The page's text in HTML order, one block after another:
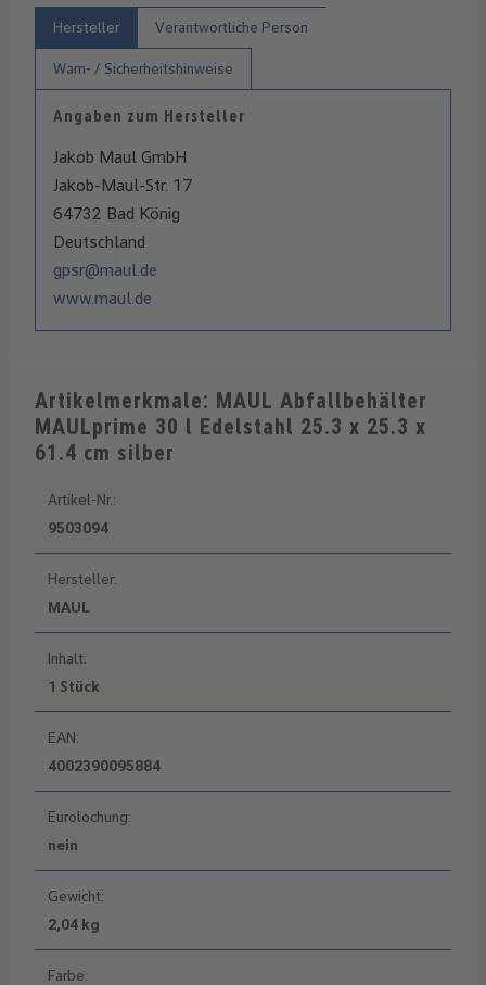
Hersteller Verantwortliche Person
Warn- / Sicherheitshinweise
Angaben zum Hersteller
Jakob Maul GmbH
Jakob-Maul-Str. 17
64732 Bad König
Deutschland
gpsr@maul.de
www.maul.de
Artikelmerkmale: MAUL Abfallbehälter
MAULprime 30 l Edelstahl 25.3 x 25.3 x
61.4 cm silber
Artikel-Nr.:
9503094
Hersteller:
MAUL
Inhalt:
1 Stück
EAN:
4002390095884
Eurolochung:
nein
Gewicht:
2,04 kg
Farbe: